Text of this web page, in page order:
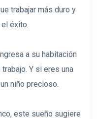
trabajar más duro y
éxito.
a su habitación
Y si eres una
niño precioso.
este sueño sugiere